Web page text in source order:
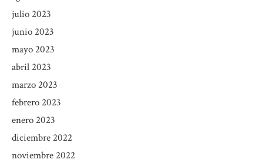
julio 2023
junio 2023
mayo 2023
abril 2023
marzo 2023
febrero 2023
enero 2023
diciembre 2022
noviembre 2022